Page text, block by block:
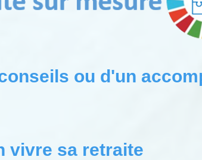
ou d'un
vivre sa retraite